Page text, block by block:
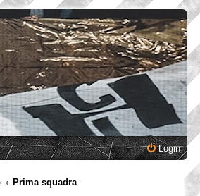
Login
Prima squadra